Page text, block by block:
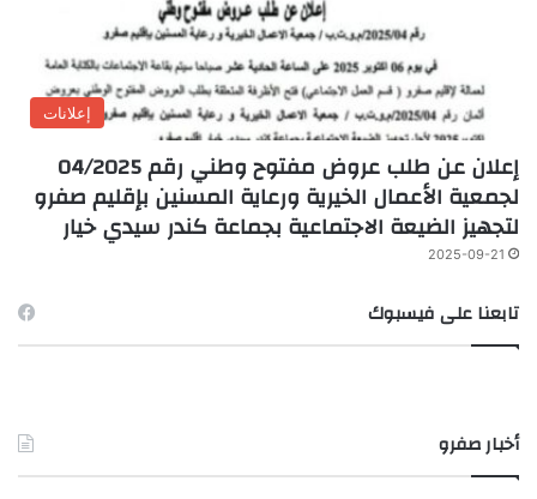
إعلانات
إعلان عن طلب عروض مفتوح وطني رقم 04/2025
لجمعية الأعمال الخيرية ورعاية المسنين بإقليم صفرو
لتجهيز الضيعة الاجتماعية بجماعة كندر سيدي خيار
2025-09-21
تابعنا على فيسبوك
أخبار صفرو